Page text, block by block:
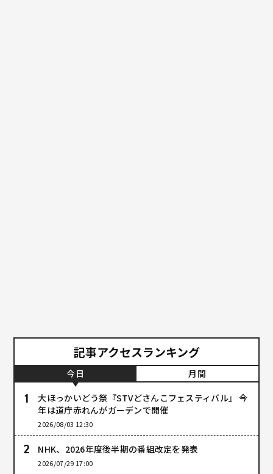
記事アクセスランキング
今日
月間
大ほっかいどう祭『STVどさんこフェスティバル』 今
年は道庁赤れんがガーデンで開催
2026/08/03 12:30
NHK、2026年度後半期の番組改定を発表
2026/07/29 17:00